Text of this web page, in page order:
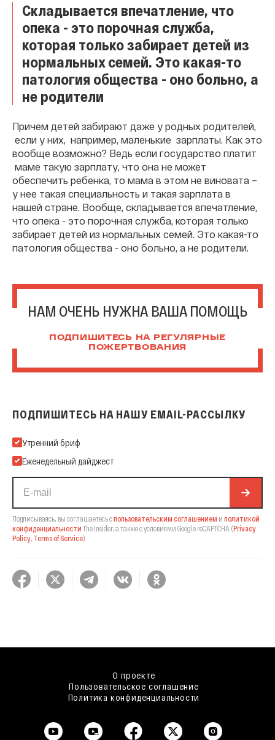
Складывается впечатление, что
опека - это порочная служба,
которая только забирает детей из
нормальных семей. Это какая-то
патология общества - оно больно, а
не родители
Причем детей забирают даже у родных родителей,
если у них, например, маленькие зарплаты. Как это
вообще возможно? Ведь если государство платит
маме такую зарплату, что она не может
обеспечить ребенка, то мама в этом не виновата –
у нее такая специальность и такая зарплата в
нашей стране. Вообще, складывается впечатление,
что опека - это порочная служба, которая только
забирает детей из нормальных семей. Это какая-то
патология общества - оно больно, а не родители.
НАМ ОЧЕНЬ НУЖНА ВАША ПОМОЩЬ
ПОДПИШИТЕСЬ НА РЕГУЛЯРНЫЕ
ПОЖЕРТВОВАНИЯ
ПОДПИШИТЕСЬ НА НАШУ EMAIL-РАССЫЛКУ
Подпишитесь на нашу Email-рассылку
Утренний бриф
Еженедельный дайджест
Подписываясь, вы соглашаетесь спользовательским соглашением и политикой
конфиденциальности The Insider, а также с условиями Google reCAPTCHA (Privacy
Policy Terms of Service).
О проекте
Пользовательское соглашение
Политика конфиденциальности